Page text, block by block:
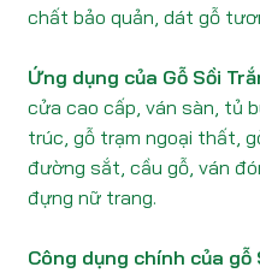
chất bảo quản, dát gỗ
Ứng dụng của Gỗ Sồi
cửa cao cấp, ván sàn, tủ
trúc, gỗ trạm ngoại thất,
đường sắt, cầu gỗ, ván
đựng nữ trang.
Công dụng chính của gỗ